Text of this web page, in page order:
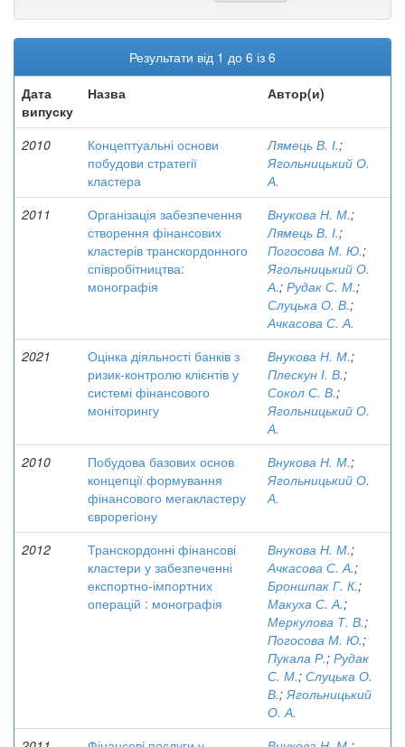
Результати від 1 до 6 із 6
Дата
випуску
Назва Автор(и)
2010
Концептуальні основи
побудови стратегії
кластера
Лямець В. І.;
Ягольницький О.
А.
2011
Організація забезпечення
створення фінансових
кластерів транскордонного
співробітництва:
монографія
Внукова Н. М.;
Лямець В. І.;
Погосова М. Ю.;
Ягольницький О.
А.; Рудак С. М.;
Слуцька О. В.;
Ачкасова С. А.
2021
Оцінка діяльності банків з
ризик-контролю клієнтів у
системі фінансового
моніторингу
Внукова Н. М.;
Плескун І. В.;
Сокол С. В.;
Ягольницький О.
А.
2010
Побудова базових основ
концепції формування
фінансового мегакластеру
єврорегіону
Внукова Н. М.;
Ягольницький О.
А.
2012
Транскордонні фінансові
кластери у забезпеченні
експортно-імпортних
операцій : монографія
Внукова Н. М.;
Ачкасова С. А.;
Броншпак Г. К.;
Макуха С. А.;
Меркулова Т. В.;
Погосова М. Ю.;
Пукала Р.; Рудак
С. М.; Слуцька О.
В.;Ягольницький
О. А.